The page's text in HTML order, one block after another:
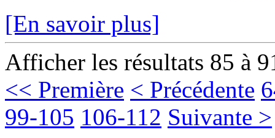
[En savoir plus]
Afficher les résultats 85 à
<< Première < Précédente
99-105 106-112 Suivante >